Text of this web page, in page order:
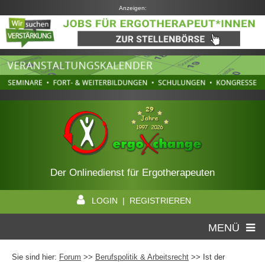
Anzeigen:
Der Onlinedienst für Ergotherapeuten
LOGIN | REGISTRIEREN
MENÜ
Sie sind hier: Forum >> Berufspolitik & Arbeitsrecht >> Ist der